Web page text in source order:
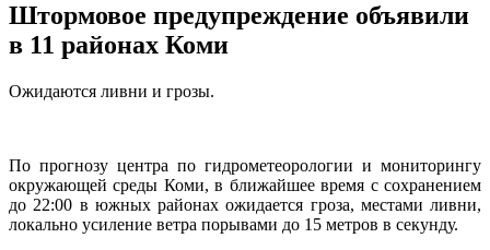
Штормовое предупреждение объявили
в 11 районах Коми
Ожидаются ливни и грозы.
По прогнозу центра по гидрометеорологии и мониторингу
окружающей среды Коми, в ближайшее время с сохранением
до 22:00 в южных районах ожидается гроза, местами ливни,
локально усиление ветра порывами до 15 метров в секунду.